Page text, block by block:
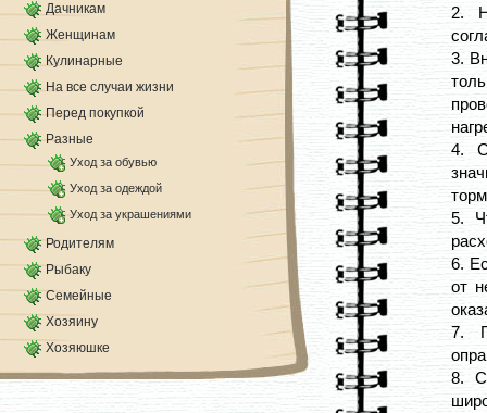
Дачникам
Женщинам
Кулинарные
На все случаи жизни
Перед покупкой
Разные
Уход за обувью
Уход за одеждой
Уход за украшениями
Родителям
Рыбаку
Семейные
Хозяину
Хозяюшке
2.
3.
4. С
5.
6.
от
7.
8.